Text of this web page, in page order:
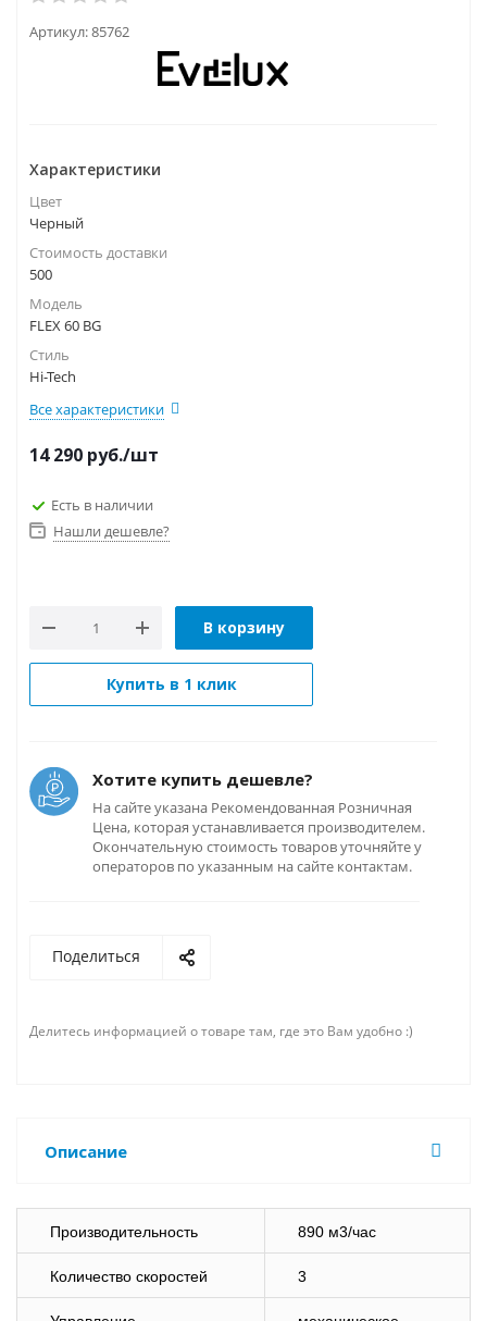
Артикул:85762
Характеристики
Цвет
Черный
Стоимость доставки
500
Модель
FLEX 60 BG
Стиль
Hi-Tech
Все характеристики
14 290 руб./шт
Есть в наличии
Нашли дешевле?
В корзину
Купить в 1 клик
Хотите купить дешевле?
На сайте указана Рекомендованная Розничная
Цена, которая устанавливается производителем.
Окончательную стоимость товаров уточняйте у
операторов по указанным на сайте контактам.
Поделиться
Делитесь информацией о товаре там, где это Вам удобно :)
Описание
Производительность 890 м3/час
Количество скоростей 3